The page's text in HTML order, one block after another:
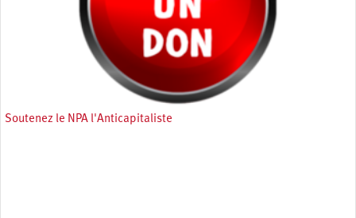
Soutenez le NPA l'Anticapitaliste